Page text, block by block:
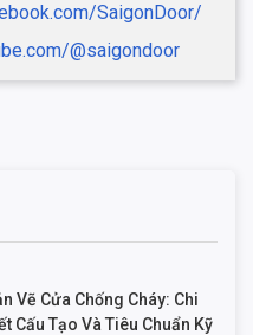
SaigonDoor/
@saigondoor
Vẽ Cửa Chống Cháy: Chi
Cấu Tạo Và Tiêu Chuẩn Kỹ